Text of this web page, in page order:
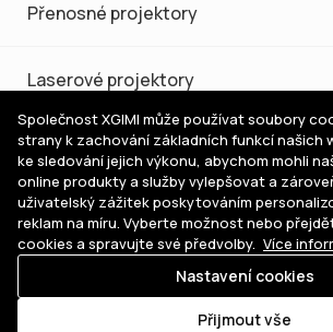
Přenosné projektory
Laserové projektory
Nákup a podpora
Pomoc s výběrem
© 2026 XGIMI Česká republika. Všechna
Společnost XGIMI může používat soubory
strany k zachování základních funkcí našich
ke sledování jejich výkonu, abychom mohli
online produkty a služby vylepšovat a
uživatelský zážitek poskytováním
reklam na míru. Vyberte možnost nebo
cookies a spravujte své předvolby. Více
Nastavení cookies
Přijmout vše